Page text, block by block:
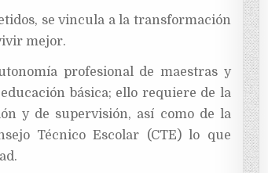
se vincula a la transformación
mejor.
profesional de maestras y
básica; ello requiere de la
y de supervisión, así como de la
Técnico Escolar (CTE) lo que